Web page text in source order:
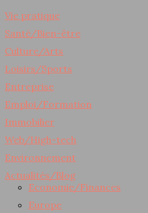
Vie pratique
Santé/Bien-être
Culture/Arts
Loisirs/Sports
Entreprise
Emploi/Formation
Immobilier
Web/High-tech
Environnement
Actualités/Blog
Economie/Finances
Europe